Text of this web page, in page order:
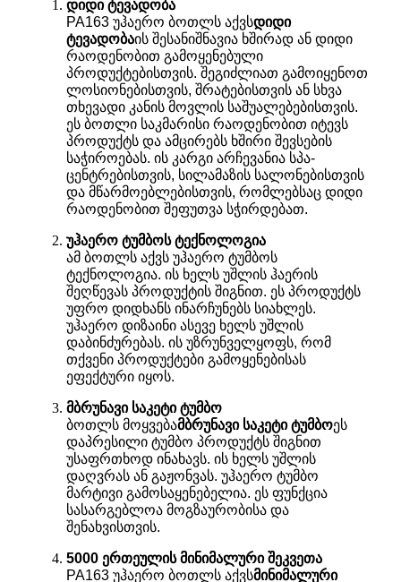
დიდი ტევადობა
PA163 უჰაერო ბოთლს აქვსდიდი
ტევადობაის შესანიშნავია ხშირად ან დიდი
რაოდენობით გამოყენებული
პროდუქტებისთვის. შეგიძლიათ გამოიყენოთ
ლოსიონებისთვის, შრატებისთვის ან სხვა
თხევადი კანის მოვლის საშუალებებისთვის.
ეს ბოთლი საკმარისი რაოდენობით იტევს
პროდუქტს და ამცირებს ხშირი შევსების
საჭიროებას. ის კარგი არჩევანია სპა-
ცენტრებისთვის, სილამაზის სალონებისთვის
და მწარმოებლებისთვის, რომლებსაც დიდი
რაოდენობით შეფუთვა სჭირდებათ.
უჰაერო ტუმბოს ტექნოლოგია
ამ ბოთლს აქვს უჰაერო ტუმბოს
ტექნოლოგია. ის ხელს უშლის ჰაერის
შეღწევას პროდუქტის შიგნით. ეს პროდუქტს
უფრო დიდხანს ინარჩუნებს სიახლეს.
უჰაერო დიზაინი ასევე ხელს უშლის
დაბინძურებას. ის უზრუნველყოფს, რომ
თქვენი პროდუქტები გამოყენებისას
ეფექტური იყოს.
მბრუნავი საკეტი ტუმბო
ბოთლს მოყვებამბრუნავი საკეტი ტუმბოეს
დაპრესილი ტუმბო პროდუქტს შიგნით
უსაფრთხოდ ინახავს. ის ხელს უშლის
დაღვრას ან გაჟონვას. უჰაერო ტუმბო
მარტივი გამოსაყენებელია. ეს ფუნქცია
სასარგებლოა მოგზაურობისა და
შენახვისთვის.
5000 ერთეულის მინიმალური შეკვეთა
PA163 უჰაერო ბოთლს აქვსმინიმალური